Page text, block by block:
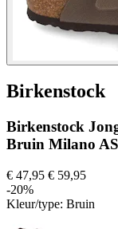
Birkenstock
Birkenstock
Bruin Milano
€ 47,95 € 59,95
-20%
Kleur/type: Bruin